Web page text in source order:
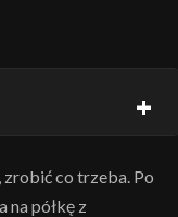
zrobić co trzeba. Po
na półkę z